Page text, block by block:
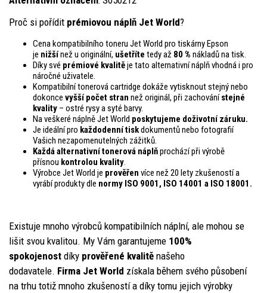
Proč si pořídit prémiovou náplň Jet World?
Cena kompatibilního toneru Jet World pro tiskárny Epson
je nižšínež u originální, ušetříte tedy až 80 % nákladů na tisk.
Díky své prémiové kvalitěje tato alternativní náplň vhodná i pro
náročné uživatele.
Kompatibilní tonerová cartridge dokáže vytisknout stejný nebo
dokonce vyšší počet stran než originál, při zachovánístejné
kvality – ostré rysy a syté barvy.
Na veškeré náplně Jet World poskytujeme doživotní záruku.
Je ideální pro každodenní tiskdokumentů nebo fotografií
Vašich nezapomenutelných zážitků.
Každá alternativní tonerová náplňprochází při výrobě
přísnou kontrolou kvality.
Výrobce Jet World je prověřen více než 20 lety zkušeností a
vyrábí produkty dle normy ISO 9001, ISO 14001 a ISO 18001.
Existuje mnoho výrobců kompatibilních náplní, ale mohou se
lišit svou kvalitou. My Vám garantujeme 100%
spokojenost díky prověřené kvalitě našeho
dodavatele. Firma Jet World získala během svého působení
na trhu totiž mnoho zkušeností a díky tomu jejich výrobky